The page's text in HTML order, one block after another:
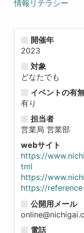
情報リテラシー
開催年
2023
対象
どなたでも
イベントの有
有り
担当者
営業局 営業部
webサイト
https://
tml
https://
https://
公開用メール
電話